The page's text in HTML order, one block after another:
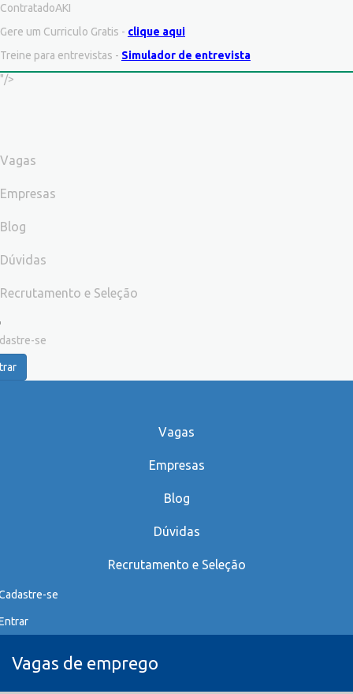
ContratadoAKI
Gere um Curriculo Gratis - clique aqui
Treine para entrevistas - Simulador de entrevista
"/>
Vagas
Empresas
Blog
Dúvidas
Recrutamento e Seleção
se
Vagas
Empresas
Blog
Dúvidas
Recrutamento e Seleção
se
Vagas de emprego